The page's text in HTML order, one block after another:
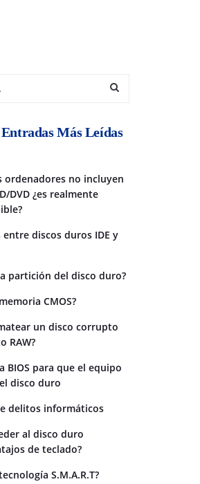
Más Leídas
ordenadores no incluyen
DVD ¿es realmente
entre discos duros IDE y
partición del disco duro?
CMOS?
un disco corrupto
RAW?
BIOS para que el equipo
disco duro
delitos informáticos
al disco duro
de teclado?
S.M.A.R.T?